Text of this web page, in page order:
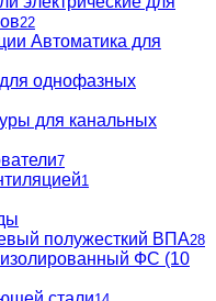
22
Автоматика для
для однофазных
для канальных
7
1
полужесткий ВПА28
ФС (10